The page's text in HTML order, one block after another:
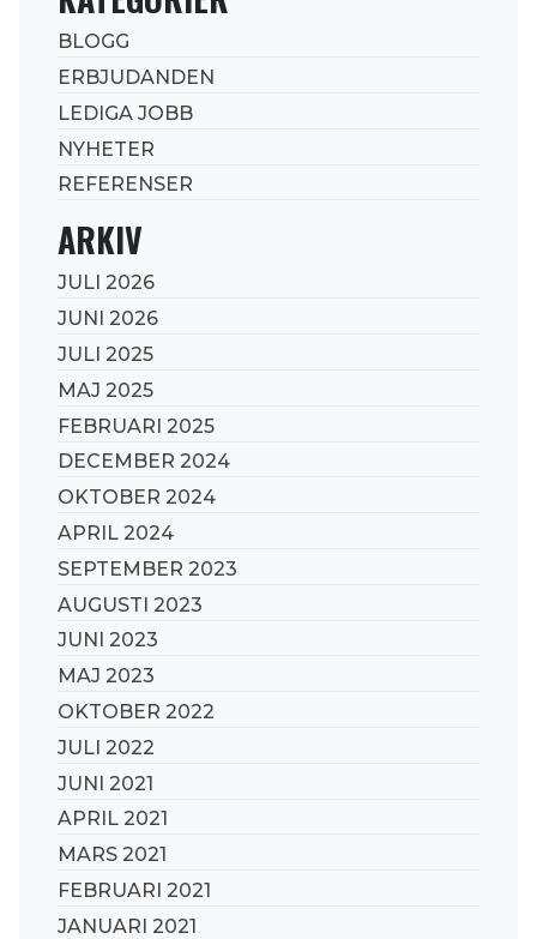
BLOGG
ERBJUDANDEN
LEDIGA JOBB
NYHETER
REFERENSER
ARKIV
JULI 2026
JUNI 2026
JULI 2025
MAJ 2025
FEBRUARI 2025
DECEMBER 2024
OKTOBER 2024
APRIL 2024
SEPTEMBER 2023
AUGUSTI 2023
JUNI 2023
MAJ 2023
OKTOBER 2022
JULI 2022
JUNI 2021
APRIL 2021
MARS 2021
FEBRUARI 2021
JANUARI 2021